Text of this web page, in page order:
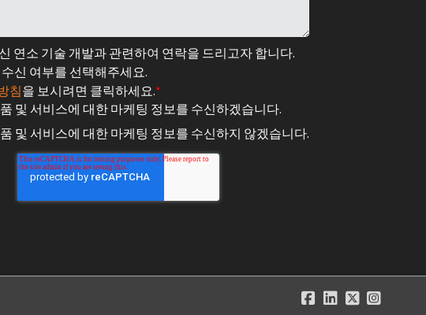
연소 기술 개발과 관련하여 연락을 드리고자 합니다.
신 여부를 선택해주세요.
침을 보시려면 클릭하세요.*
품 및 서비스에 대한 마케팅 정보를 수신하겠습니다.
품 및 서비스에 대한 마케팅 정보를 수신하지 않겠습니다.